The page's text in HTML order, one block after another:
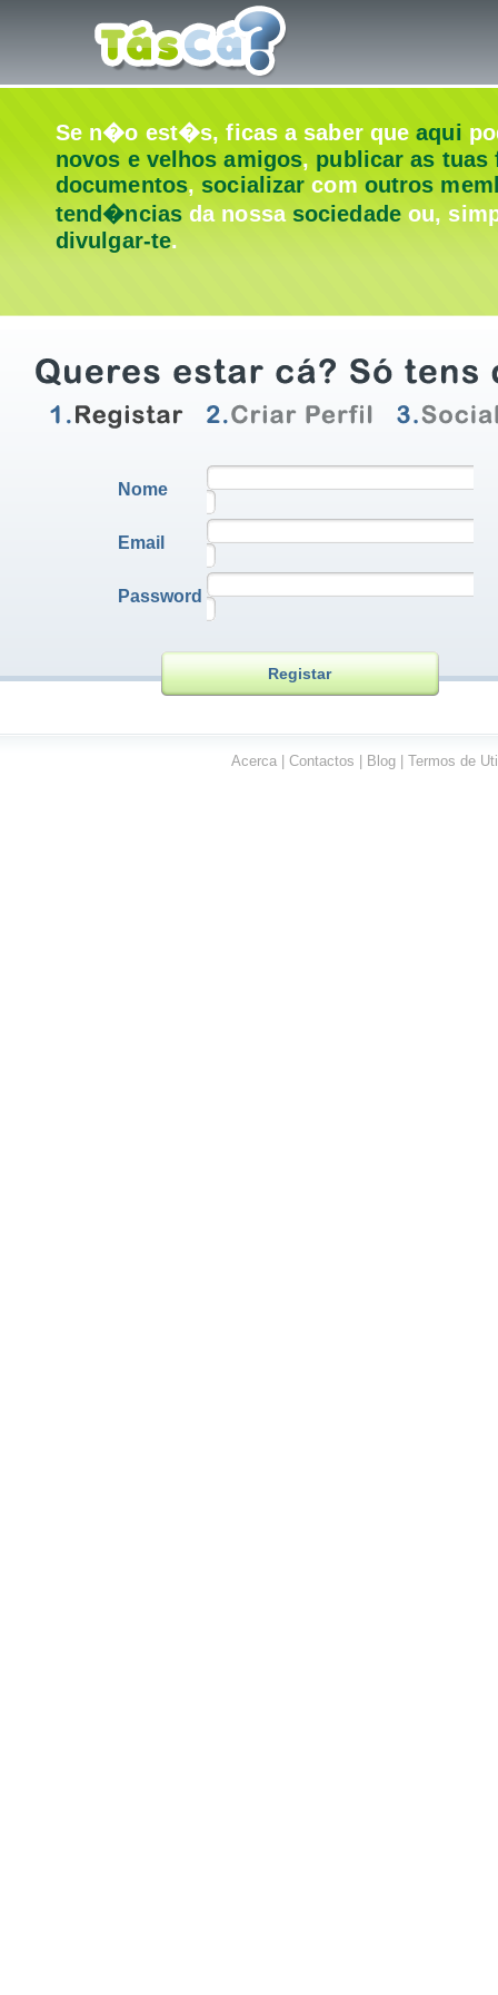
Se n�o est�s, ficas a saber queaqui
novos e velhos amigos, publicar as tuas
documentos, socializar com outros
tend�ncias da nossa sociedadeou,
divulgar-te.
Nome
Email
Password
Acerca |Contactos Blog |Termos de